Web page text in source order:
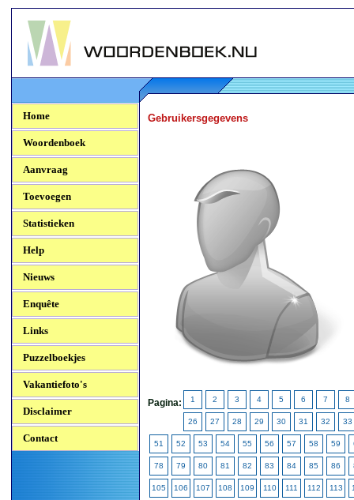
Woordenboek.NU
Home
Woordenboek
Aanvraag
Toevoegen
Statistieken
Help
Nieuws
Enquête
Links
Puzzelboekjes
Vakantiefoto's
Disclaimer
Contact
Gebruikersgegevens
Pagina: 1 2 3 4 5 6 7 8
26 27 28 29 30 31 32 33
51 52 53 54 55 56 57 58 59
78 79 80 81 82 83 84 85 86
105 106 107 108 109 110 111 112 113